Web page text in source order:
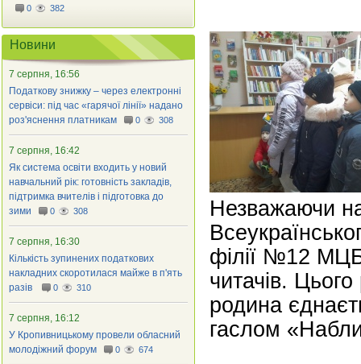
Незважаючи
філії №12
читачів.
родина
гаслом
0 382
Новини
7 серпня, 16:56
Податкову знижку – через електронні
сервіси: під час «гарячої лінії» надано
роз'яснення платникам
0 308
7 серпня, 16:42
Як система освіти входить у новий
навчальний рік: готовність закладів,
підтримка вчителів і підготовка до
зими
0 308
7 серпня, 16:30
Кількість зупинених податкових
накладних скоротилася майже в п'ять
разів
0 310
7 серпня, 16:12
У Кропивницькому провели обласний
молодіжний форум
0 674